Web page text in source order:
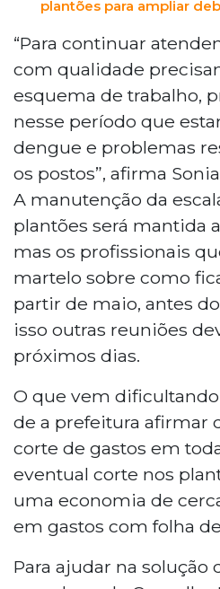
plantões para ampliar
“Para continuar
com qualidade
esquema de trabalho,
nesse período que
dengue e problemas
os postos”, afirma
A manutenção da
plantões será mantida
mas os profissionais
martelo sobre como
partir de maio, antes
isso outras reuniões
próximos dias.
O que vem
de a prefeitura afirmar
corte de gastos em
eventual corte nos
uma economia de
em gastos com folha
Para ajudar na solução